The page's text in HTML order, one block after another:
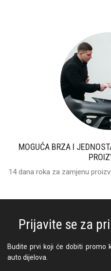
MOGUĆA BRZA I
14 dana roka za zamjenu
Prijavite se za
Budite prvi koji će dobiti promo
auto dijelova.